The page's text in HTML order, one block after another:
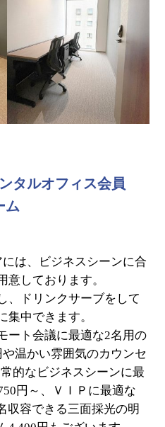
タルオフィス会員
ム
は、ビジネスシーンに合
意しております。
、ドリンクサーブをして
集中できます。
ート会議に最適な2名用の
温かい雰囲気のカウンセ
的なビジネスシーンに最
円～、ＶＩＰに最適な
収容できる三面採光の明